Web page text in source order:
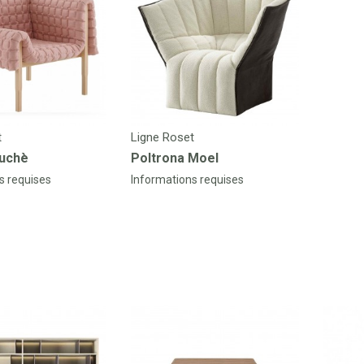
requises
Ligne Roset
Poltrona Moel
Informations requises